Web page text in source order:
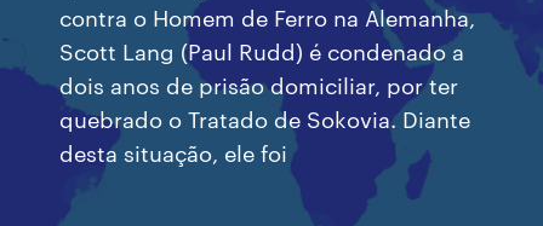
contra o Homem de Ferro na Alemanha,
Scott Lang (Paul Rudd) é condenado a
dois anos de prisão domiciliar, por ter
quebrado o Tratado de Sokovia. Diante
desta situação, ele foi